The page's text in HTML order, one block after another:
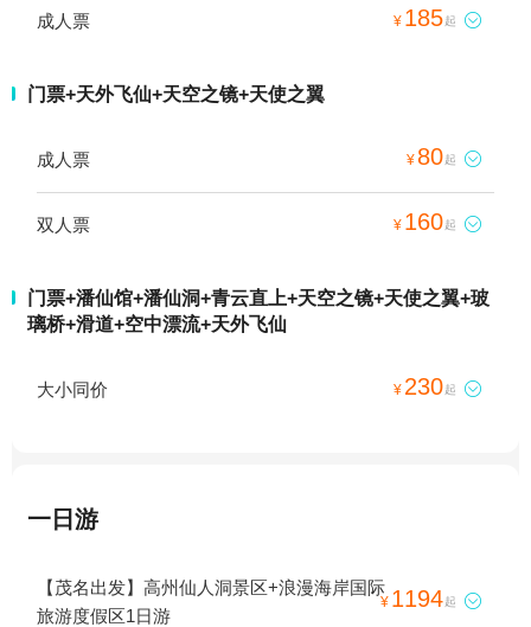
成人票 ¥ 185起 
门票+天外飞仙+天空之镜+天使之翼
成人票 ¥ 80起 
双人票 ¥ 160起 
门票+潘仙馆+潘仙洞+青云直上+天空之镜+天使之翼+玻
璃桥+滑道+空中漂流+天外飞仙
大小同价 ¥ 230起 
一日游
【茂名出发】高州仙人洞景区+浪漫海岸国际
旅游度假区1日游
¥ 1194起 